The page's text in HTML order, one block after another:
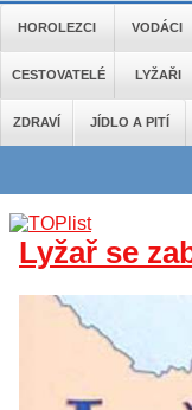
HOROLEZCI VODÁCI
CESTOVATELÉ LYŽAŘI
ZDRAVÍ JÍDLO A PITÍ
Lyžař se